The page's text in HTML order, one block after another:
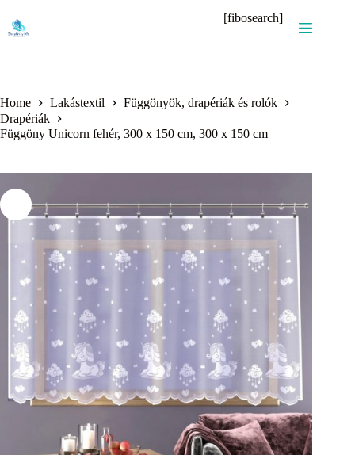
content
[fibosearch]
Home Lakástextil
Függönyök, drapériák és rolók
Drapériák
Függöny Unicorn fehér, 300 x 150 cm, 300 x 150 cm